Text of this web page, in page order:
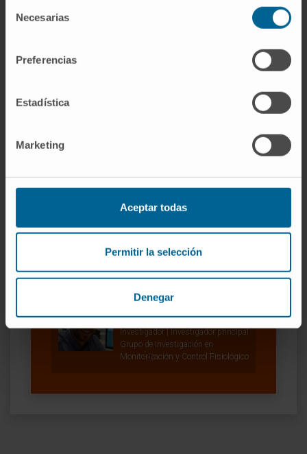
Necesarias
Preferencias
Estadística
Marketing
Aceptar todas
Permitir la selección
Denegar
but statistically significant increases over
CITA DEL ARTÍCULO
Br J Anaesth. 2023 Jul
10.1016/j.bja.2023.06.001.
Nuestros autores
Dr. Miguel Valencia Ustárroz
Ver Curriculum
Investigador | Investigador principal
Grupo de Investigación en
Monitorización y Control Fisiológico